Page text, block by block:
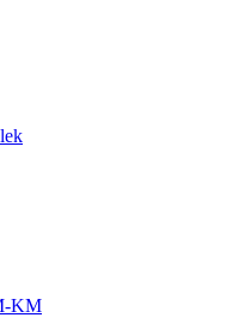
KM